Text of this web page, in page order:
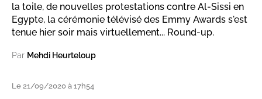
la toile, de nouvelles protestations contre Al-Sissi en
Egypte, la cérémonie télévisé des Emmy Awards s'est
tenue hier soir mais virtuellement... Round-up.
Par Mehdi Heurteloup
Le 21/09/2020 à 17h54